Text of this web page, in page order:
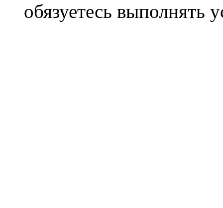
обязуетесь выполнять